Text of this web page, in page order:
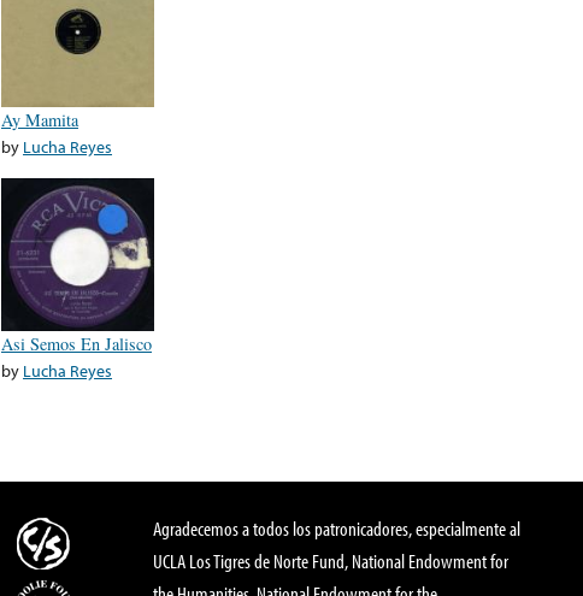
Ay Mamita
by Lucha Reyes
Asi Semos En Jalisco
by Lucha Reyes
Agradecemos a todos los patronicadores, especialmente al
UCLA Los Tigres de Norte Fund, National Endowment for